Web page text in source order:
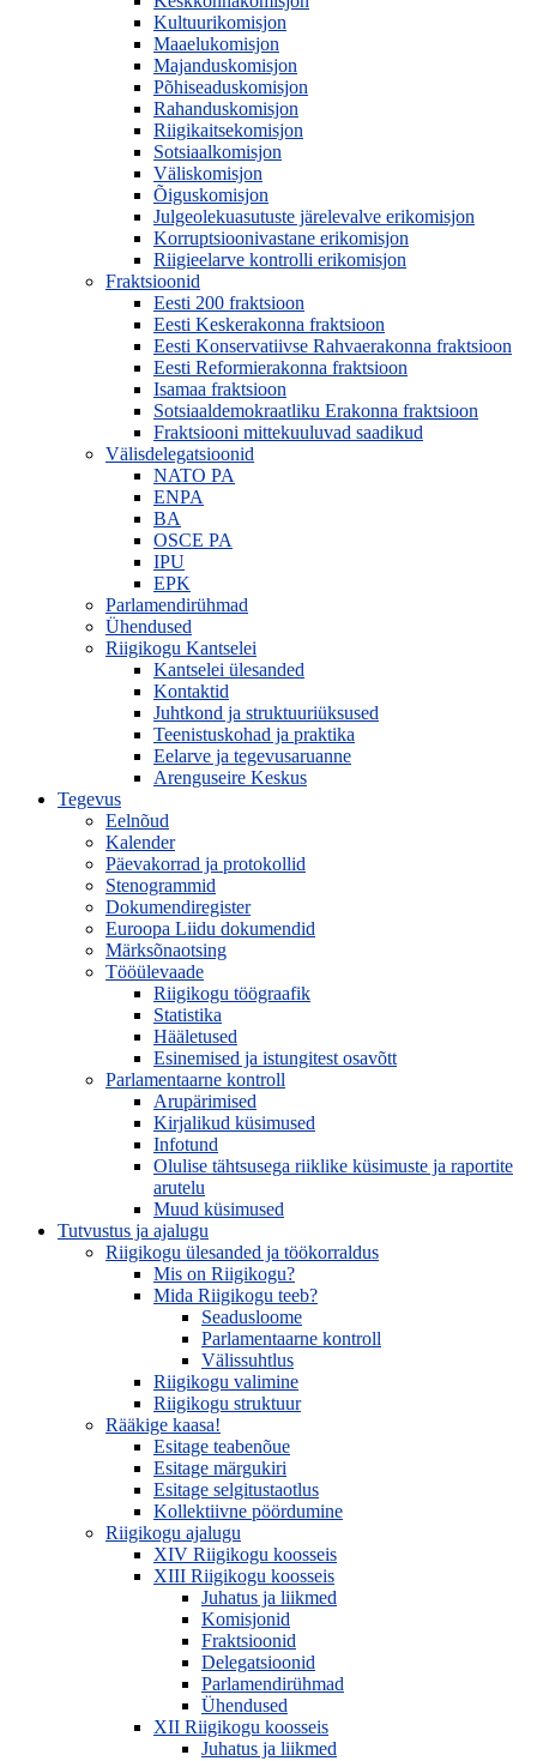
Kultuurikomisjon
Maaelukomisjon
Majanduskomisjon
Põhiseaduskomisjon
Rahanduskomisjon
Riigikaitsekomisjon
Sotsiaalkomisjon
Väliskomisjon
Õiguskomisjon
Julgeolekuasutuste järelevalve erikomisjon
Korruptsioonivastane erikomisjon
Riigieelarve kontrolli erikomisjon
Fraktsioonid
Eesti 200 fraktsioon
Eesti Keskerakonna fraktsioon
Eesti Konservatiivse Rahvaerakonna fraktsioon
Eesti Reformierakonna fraktsioon
Isamaa fraktsioon
Sotsiaaldemokraatliku Erakonna fraktsioon
Fraktsiooni mittekuuluvad saadikud
Välisdelegatsioonid
NATO PA
ENPA
BA
OSCE PA
IPU
EPK
Parlamendirühmad
Ühendused
Riigikogu Kantselei
Kantselei ülesanded
Kontaktid
Juhtkond ja struktuuriüksused
Teenistuskohad ja praktika
Eelarve ja tegevusaruanne
Arenguseire Keskus
Tegevus
Eelnõud
Kalender
Päevakorrad ja protokollid
Stenogrammid
Dokumendiregister
Euroopa Liidu dokumendid
Märksõnaotsing
Tööülevaade
Riigikogu töögraafik
Statistika
Hääletused
Esinemised ja istungitest osavõtt
Parlamentaarne kontroll
Arupärimised
Kirjalikud küsimused
Infotund
Olulise tähtsusega riiklike küsimuste ja raportite
arutelu
Muud küsimused
Tutvustus ja ajalugu
Riigikogu ülesanded ja töökorraldus
Mis on Riigikogu?
Mida Riigikogu teeb?
Seadusloome
Parlamentaarne kontroll
Välissuhtlus
Riigikogu valimine
Riigikogu struktuur
Rääkige kaasa!
Esitage teabenõue
Esitage märgukiri
Esitage selgitustaotlus
Kollektiivne pöördumine
Riigikogu ajalugu
XIV Riigikogu koosseis
XIII Riigikogu koosseis
Juhatus ja liikmed
Komisjonid
Fraktsioonid
Delegatsioonid
Parlamendirühmad
Ühendused
XII Riigikogu koosseis
Juhatus ja liikmed